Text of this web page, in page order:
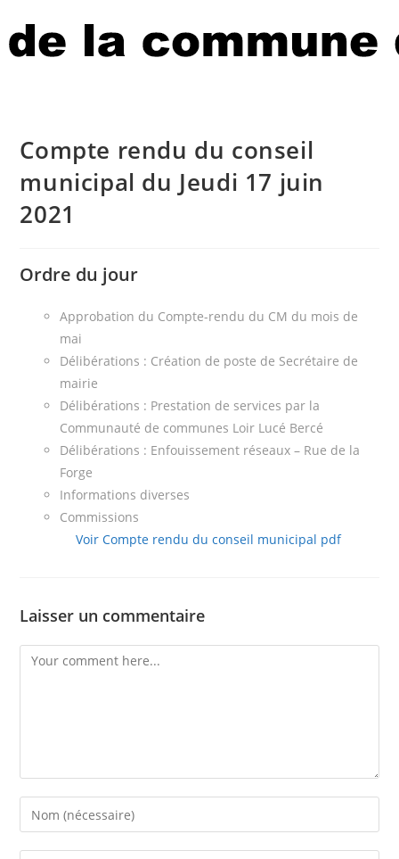
Compte rendu du conseil
municipal du Jeudi 17 juin
2021
Ordre du jour
Approbation du Compte-rendu du CM du mois de
mai
Délibérations : Création de poste de Secrétaire de
mairie
Délibérations : Prestation de services par la
Communauté de communes Loir Lucé Bercé
Délibérations : Enfouissement réseaux – Rue de la
Forge
Informations diverses
Commissions
Voir Compte rendu du conseil municipal pdf
Laisser un commentaire